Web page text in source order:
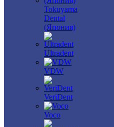
Tokuyama
Dental
(Япония)
Ultradent
VDW
VeriDent
Voco